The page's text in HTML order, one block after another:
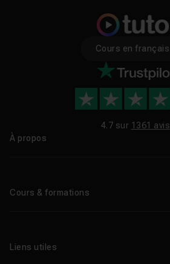
Cours en français
4.7 sur 1361 avis
À propos
Cours & formations
Formations certifiantes
Liens utiles